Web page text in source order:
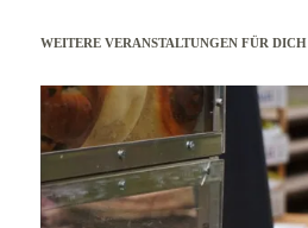
WEITERE VERANSTALTUNGEN FÜR DICH
mehr erfahren